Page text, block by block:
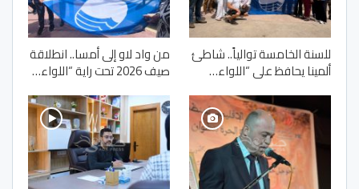
للسنة الخامسة توالياً.. شاطئ
ألمينا يحافظ على “اللواء…
من واد لاو إلى أمسا.. انطلاقة
صيف 2026 تحت راية “اللواء…